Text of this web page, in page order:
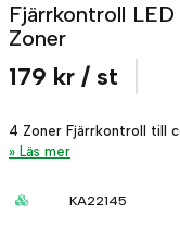
Fjärrkontroll
Zoner
179 kr / st
4 Zoner Fjärrkontroll till
Läs mer
KA22145